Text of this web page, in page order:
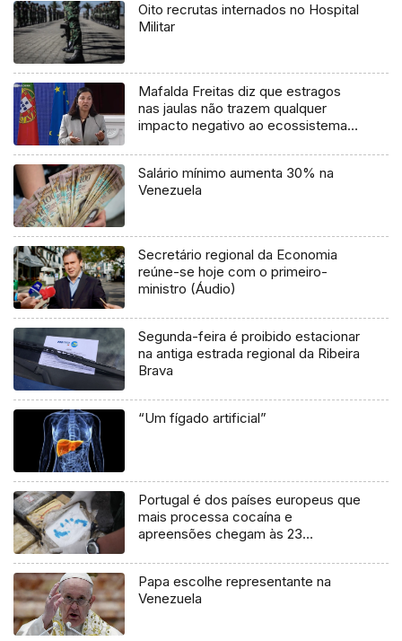
Oito recrutas internados no Hospital
Militar
Mafalda Freitas diz que estragos
nas jaulas não trazem qualquer
impacto negativo ao ecossistema
Salário mínimo aumenta 30% na
Venezuela
Secretário regional da Economia
reúne-se hoje com o primeiro-
ministro (Áudio)
Segunda-feira é proibido estacionar
na antiga estrada regional da Ribeira
Brava
“Um fígado artificial”
Portugal é dos países europeus que
mais processa cocaína e
apreensões chegam às 23
Papa escolhe representante na
Venezuela